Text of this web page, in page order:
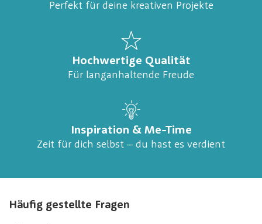
Perfekt für deine kreativen Projekte
Hochwertige Qualität
Für langanhaltende Freude
Inspiration & Me-Time
Zeit für dich selbst – du hast es verdient
Häufig gestellte Fragen